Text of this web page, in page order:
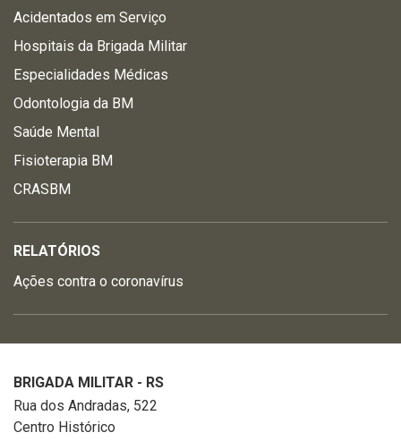
Acidentados em Serviço
Hospitais da Brigada Militar
Especialidades Médicas
Odontologia da BM
Saúde Mental
Fisioterapia BM
CRASBM
RELATÓRIOS
Ações contra o coronavírus
BRIGADA MILITAR - RS
Rua dos Andradas, 522
Centro Histórico